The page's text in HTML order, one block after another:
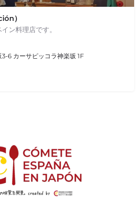
）
ン料理店です。
6 カーサピッコラ神楽坂 1F